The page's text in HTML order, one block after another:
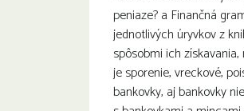
peniaze? a Finančná
jednotlivých úryvkov z
spôsobmi ich
je sporenie, vreckové,
bankovky, aj bankovky